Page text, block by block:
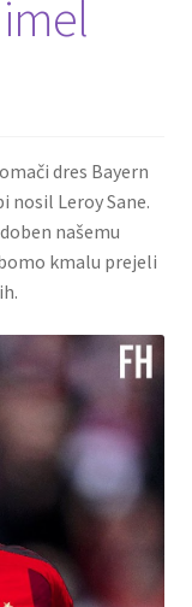
dres Bayern
nosil Leroy Sane.
našemu
kmalu prejeli